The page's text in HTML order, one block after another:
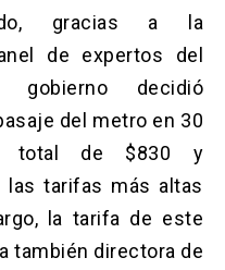
gracias a la
de expertos del
gobierno decidió
del metro en 30
total de $830 y
las tarifas más altas
la tarifa de este
también directora de